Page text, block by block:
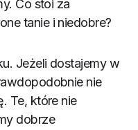
Co stoi za
tanie i niedobre?
Jeżeli dostajemy w
nie
Te, które nie
dobrze